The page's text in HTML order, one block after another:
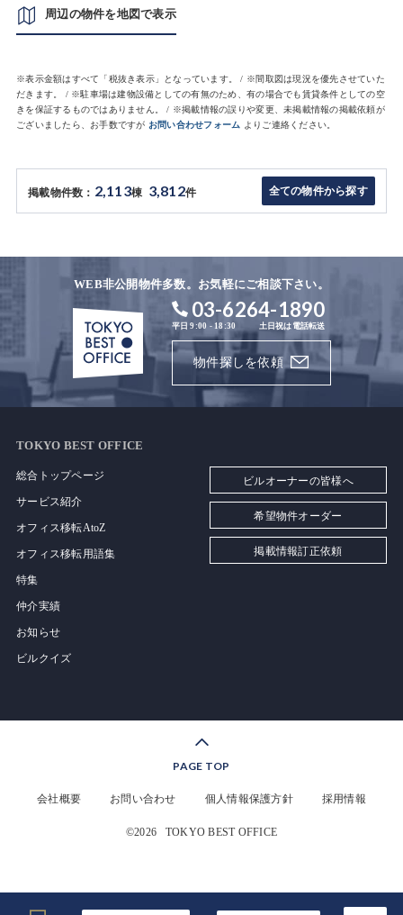
周辺の物件を地図で表示
※表示金額はすべて「税抜き表示」となっています。 / ※間取図は現況を優先させていた
だきます。 / ※駐車場は建物設備としての有無のため、有の場合でも賃貸条件としての空
きを保証するものではありません。 / ※掲載情報の誤りや変更、未掲載情報の掲載依頼が
ございましたら、お手数ですが お問い合わせフォーム よりご連絡ください。
掲載物件数： 2,113棟 3,812件 全ての物件から探す
WEB非公開物件多数。お気軽にご相談下さい。
03-6264-1890
平日 9:00 - 18:30 土日祝は電話転送
物件探しを依頼
TOKYO BEST OFFICE
総合トップページ
サービス紹介
オフィス移転AtoZ
オフィス移転用語集
特集
仲介実績
お知らせ
ビルクイズ
ビルオーナーの皆様へ
希望物件オーダー
掲載情報訂正依頼
PAGE TOP
会社概要 お問い合わせ 個人情報保護方針 採用情報
©2026 TOKYO BEST OFFICE